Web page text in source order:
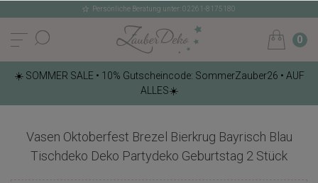
Persönliche Beratung unter: 02261-8175180
0
☀️ SOMMER SALE • 10% Gutscheincode: SommerZauber26 • AUF
ALLES☀️
Vasen Oktoberfest Brezel Bierkrug Bayrisch Blau
Tischdeko Deko Partydeko Geburtstag 2 Stück